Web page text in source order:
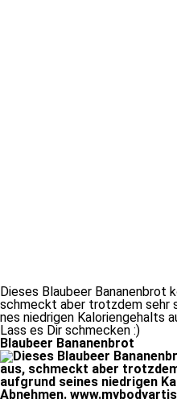
Dieses Blaubeer Bananenbrot
schmeckt aber trotz­dem sehr
nes nied­ri­gen Kaloriengehalts
Lass es Dir schmecken :)
Blaubeer Bananenbrot